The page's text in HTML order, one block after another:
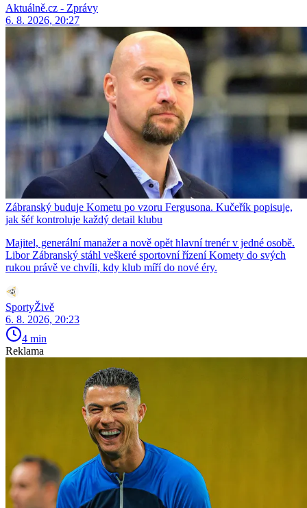
Aktuálně.cz - Zprávy
6. 8. 2026, 20:27
Zábranský buduje Kometu po vzoru Fergusona. Kučeřík popisuje,
jak šéf kontroluje každý detail klubu
Majitel, generální manažer a nově opět hlavní trenér v jedné osobě.
Libor Zábranský stáhl veškeré sportovní řízení Komety do svých
rukou právě ve chvíli, kdy klub míří do nové éry.
SportyŽivě
6. 8. 2026, 20:23
4 min
Reklama